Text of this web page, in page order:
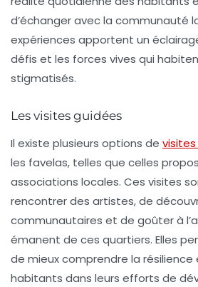
d’échanger avec la communauté
expériences apportent un
défis et les forces vives qui
stigmatisés.
Les visites guidées
Il existe plusieurs options de
les favelas, telles que celles
associations locales. Ces visites
rencontrer des artistes, de
communautaires et de goûter à
émanent de ces quartiers. Elles
de mieux comprendre la résilience
habitants dans leurs efforts de